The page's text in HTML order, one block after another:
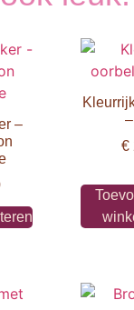
–
€